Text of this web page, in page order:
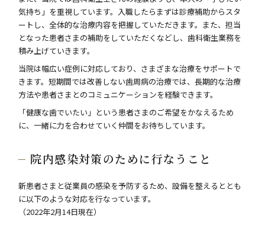
気持ち」を重視しています。入職したらまずは診療補助からスタ
ートし、全体的な治療内容を把握していただきます。また、担当
となった患者さまの補助をしていただくなどし、歯科衛生業務を
積み上げていきます。
当院は幅広い症例に対応しており、さまざまな治療をサポートで
きます。短期間では改善しない歯周病の治療では、長期的な治療
方法や患者さまとのコミュニケーションを経験できます。
「健康な歯でいたい」という患者さまのご希望をかなえるため
に、一緒に力を合わせていく仲間をお待ちしています。
院内感染対策のために行なうこと
新患者さまと従業員の感染を予防するため、設備を整えるととも
に以下のような対応を行なっています。
（2022年2月14日現在）